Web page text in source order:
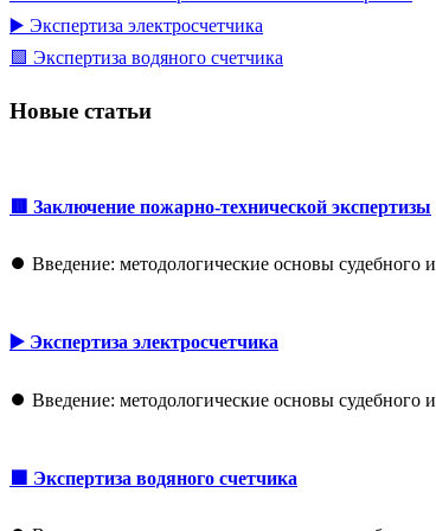
▶️ Экспертиза электросчетчика
🟩 Экспертиза водяного счетчика
Новые статьи
🟥 Заключение пожарно-технической экспертизы
⏺️ Введение: методологические основы судебного
▶️ Экспертиза электросчетчика
⏺️ Введение: методологические основы судебного
🟩 Экспертиза водяного счетчика